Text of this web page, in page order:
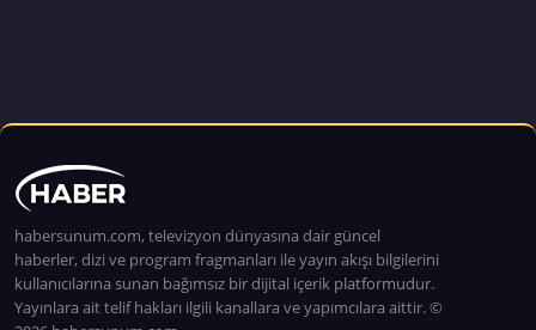
habersunum.com, televizyon dünyasına dair güncel
haberler, dizi ve program fragmanları ile yayın akışı bilgilerini
kullanıcılarına sunan bağımsız bir dijital içerik platformudur.
Yayınlara ait telif hakları ilgili kanallara ve yapımcılara aittir. ©